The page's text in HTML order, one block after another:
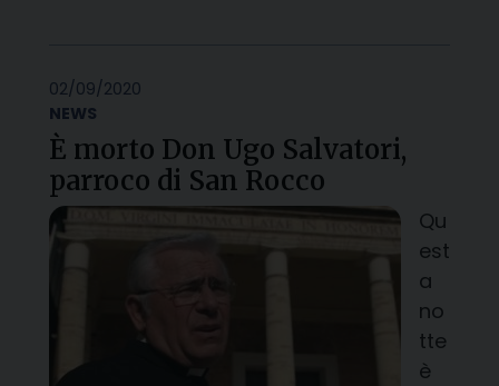
02/09/2020
NEWS
È morto Don Ugo Salvatori,
parroco di San Rocco
Qu
est
a
no
tte
è